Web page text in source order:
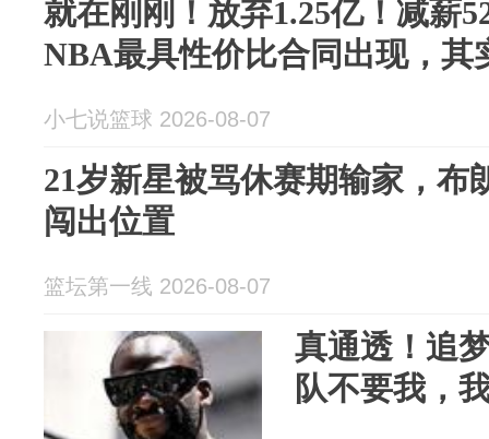
就在刚刚！放弃1.25亿！减薪
NBA最具性价比合同出现，其
小七说篮球 2026-08-07
21岁新星被骂休赛期输家，布
闯出位置
篮坛第一线 2026-08-07
真通透！追
队不要我，